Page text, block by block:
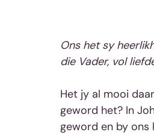
Ons het sy
die Vader, vol
Het jy al mooi
geword het? In
geword en by ons